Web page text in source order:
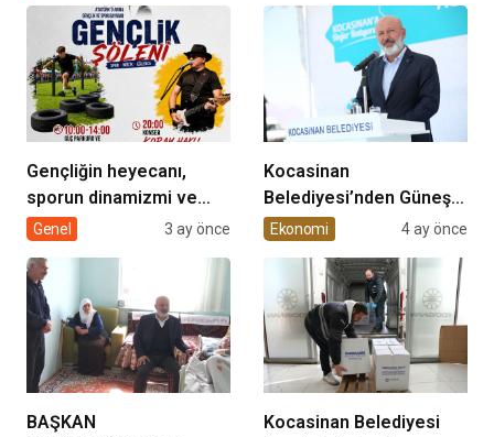
Gençliğin heyecanı,
sporun dinamizmi ve
müziğin coşkusu
geliyor!
Genel 3 ay önce
Kocasinan
Belediyesi’nden Güneş
Enerjisi Hamlesi
Ekonomi 4 ay önce
BAŞKAN
Kocasinan Belediyesi